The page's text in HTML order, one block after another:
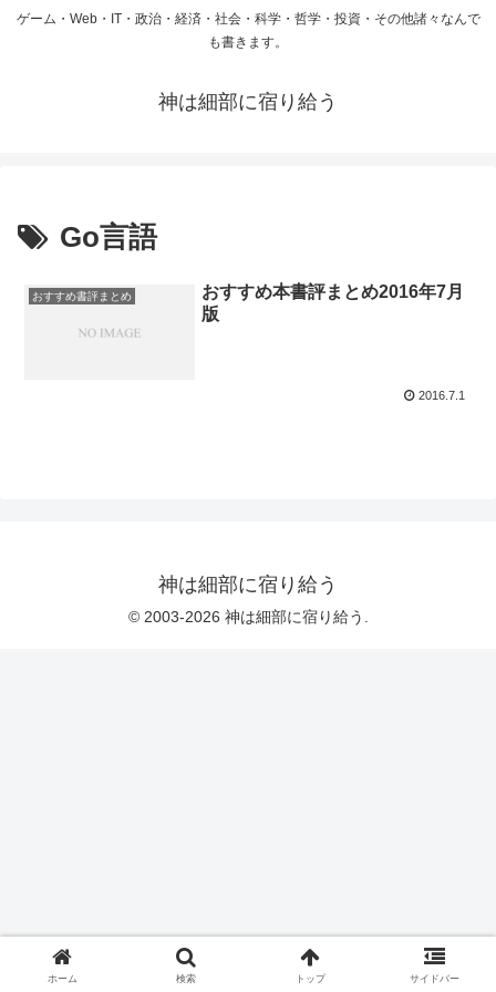
ゲーム・Web・IT・政治・経済・社会・科学・哲学・投資・その他諸々なんで
も書きます。
神は細部に宿り給う
Go言語
おすすめ書評まとめ
おすすめ本書評まとめ2016年7月
版
2016.7.1
神は細部に宿り給う
© 2003-2026 神は細部に宿り給う.
ホーム 検索 トップ サイドバー